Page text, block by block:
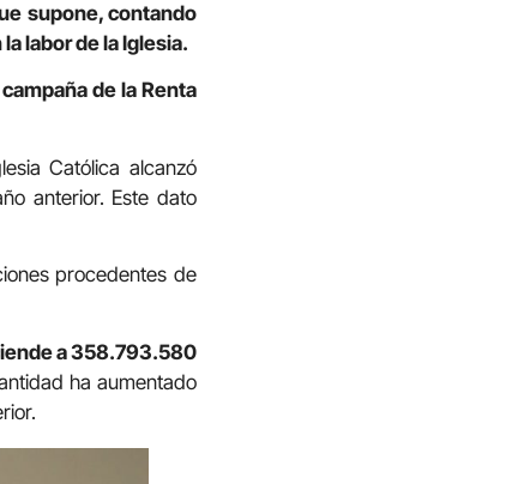
supone, contando
labor de la Iglesia.
de la Renta
Católica alcanzó
anterior. Este dato
procedentes de
a 358.793.580
ha aumentado